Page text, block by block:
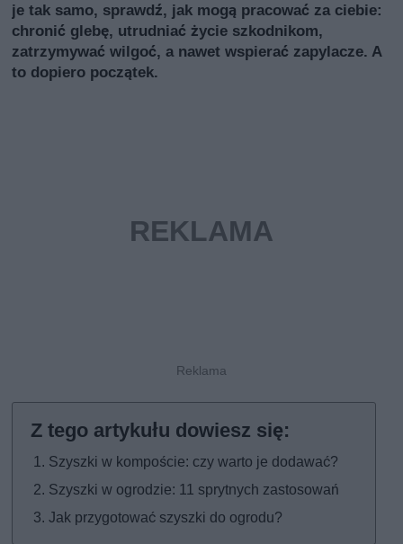
je tak samo, sprawdź, jak mogą pracować za ciebie:
chronić glebę, utrudniać życie szkodnikom,
zatrzymywać wilgoć, a nawet wspierać zapylacze. A
to dopiero początek.
Szyszki w kompoście: czy warto je dodawać?
Szyszki w ogrodzie: 11 sprytnych zastosowań
Jak przygotować szyszki do ogrodu?